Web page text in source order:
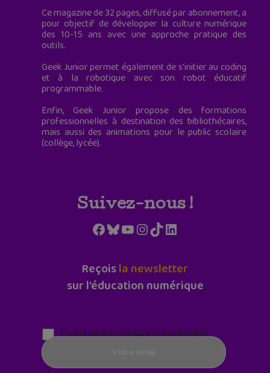
Ce magazine de 32 pages, diffusé par abonnement, a
pour objectif de développer la culture numérique
des 10-15 ans avec une approche pratique des
outils.
Geek Junior permet également de s'initier au coding
et à la robotique avec son robot éducatif
programmable.
Enfin, Geek Junior propose des formations
professionnelles à destination des bibliothécaires,
mais aussi des animations pour le public scolaire
(collège, lycée).
Suivez-nous !
Facebook
Bluesky
YouTube
Instagram
TikTokLinkedIn
Reçoisla newsletter
sur l'éducation numérique
Parentalité numérique (le lundi matin)